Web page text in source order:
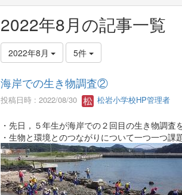
2022年8月の記事一覧
2022年8月 5件
海岸での生き物調査②
投稿日時 : 2022/08/30 松岩小学校HP管理者
・先日，５年生が海岸での２回目の生き物調
・生物と環境とのつながりについて一つ一つ課